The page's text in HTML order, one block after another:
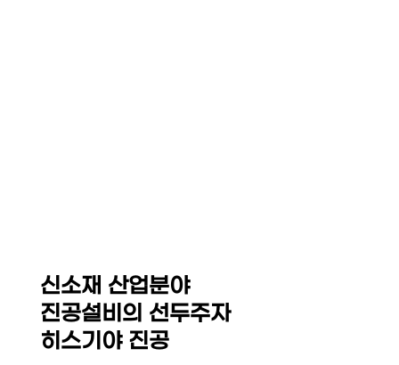
신소재 산업분야
진공설비의 선두주자
히스기야 진공